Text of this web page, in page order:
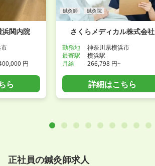
関内院
円
ら
鍼灸師 鍼灸院
さくらメディカル株式会社
勤務地
神奈川県横浜市
最寄駅
横浜駅
月給
266,798 円~
詳細はこちら
正社員の鍼灸師求人